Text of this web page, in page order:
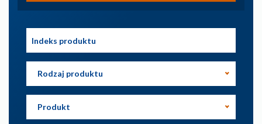
Rodzaj produktu
Produkt